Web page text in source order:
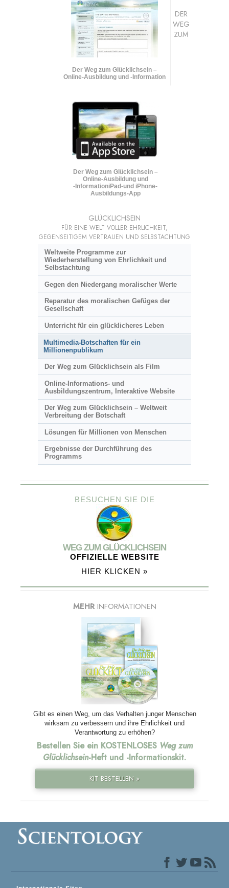
Der Weg zum Glücklichsein –
Online-Ausbildung und -Information
Der Weg zum Glücklichsein –
Online-Ausbildung und
-InformationiPad-und iPhone-
Ausbildungs-App
DER
WEG
ZUM
GLÜCKLICHSEIN
FÜR EINE WELT VOLLER EHRLICHKEIT,
GEGENSEITIGEM VERTRAUEN UND SELBSTACHTUNG
Weltweite Programme zur
Wiederherstellung von Ehrlichkeit und
Selbstachtung
Gegen den Niedergang moralischer Werte
Reparatur des moralischen Gefüges der
Gesellschaft
Unterricht für ein glücklicheres Leben
Multimedia-Botschaften für ein
Millionenpublikum
Der Weg zum Glücklichsein als Film
Online-Informations- und
Ausbildungszentrum, Interaktive Website
Der Weg zum Glücklichsein – Weltweit
Verbreitung der Botschaft
Lösungen für Millionen von Menschen
Ergebnisse der Durchführung des
Programms
BESUCHEN SIE DIE
WEG ZUM GLÜCKLICHSEIN
OFFIZIELLE WEBSITE
HIER KLICKEN »
MEHR INFORMATIONEN
Gibt es einen Weg, um das Verhalten junger Menschen
wirksam zu verbessern und ihre Ehrlichkeit und
Verantwortung zu erhöhen?
Bestellen Sie ein KOSTENLOSES Weg zum
Glücklichsein-Heft und -Informationskit.
KIT BESTELLEN »